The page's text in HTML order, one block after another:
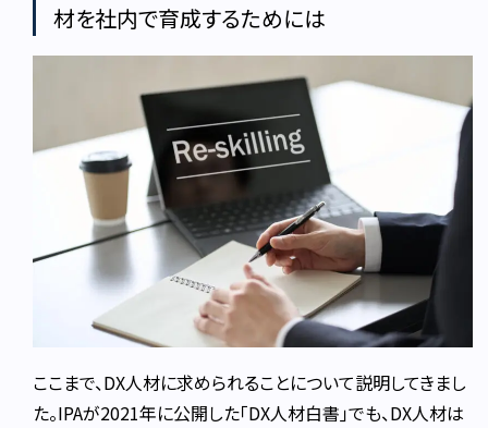
材を社内で育成するためには
ここまで、DX人材に求められることについて説明してきまし
た。IPAが2021年に公開した｢DX人材白書｣でも、DX人材は